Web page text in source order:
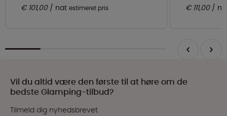
€ 101,00 nat estimeret pris € 111,00
Vil du altid være den første til at høre om de
bedste Glamping-tilbud?
Tilmeld dig nyhedsbrevet